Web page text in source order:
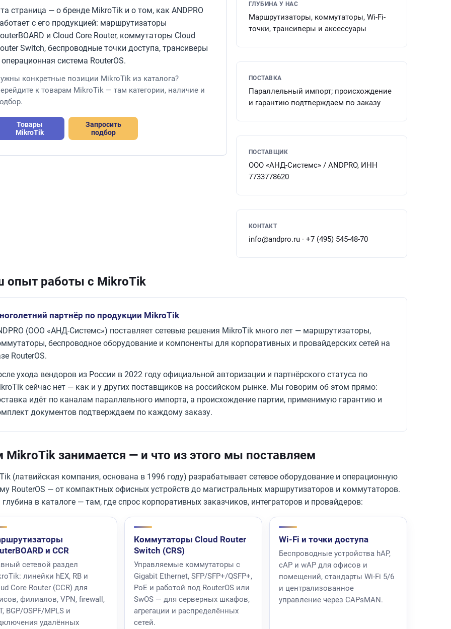
страница — о бренде MikroTik и о том, как ANDPRO
с его продукцией: маршрутизаторы
и Cloud Core Router, коммутаторы Cloud
Switch, беспроводные точки доступа, трансиверы
операционная система RouterOS.
конкретные позиции MikroTik из каталога?
к товарам MikroTik — там категории, наличие и
Товары
MikroTik
Запросить
подбор
ГЛУБИНА У НАС
Маршрутизаторы, коммутаторы, Wi-Fi-
точки, трансиверы и аксессуары
ПОСТАВКА
Параллельный импорт; происхождение
и гарантию подтверждаем по заказу
ПОСТАВЩИК
ООО «АНД-Системс» / ANDPRO, ИНН
7733778620
КОНТАКТ
info@andpro.ru · +7 (495) 545-48-70
опыт работы с MikroTik
партнёр по продукции MikroTik
(ООО «АНД-Системс») поставляет сетевые решения MikroTik много лет — маршрутизаторы,
беспроводное оборудование и компоненты для корпоративных и провайдерских сетей на
RouterOS.
ухода вендоров из России в 2022 году официальной авторизации и партнёрского статуса по
сейчас нет — как и у других поставщиков на российском рынке. Мы говорим об этом прямо:
идёт по каналам параллельного импорта, а происхождение партии, применимую гарантию и
документов подтверждаем по каждому заказу.
MikroTik занимается — и что из этого мы поставляем
(латвийская компания, основана в 1996 году) разрабатывает сетевое оборудование и операционную
RouterOS — от компактных офисных устройств до магистральных маршрутизаторов и коммутаторов.
в каталоге — там, где спрос корпоративных заказчиков, интеграторов и провайдеров:
и CCR
сетевой раздел
линейки hEX, RB и
Core Router (CCR) для
филиалов, VPN, firewall,
BGP/OSPF/MPLS и
удалённых
Коммутаторы Cloud Router
Switch (CRS)
Управляемые коммутаторы с
Gigabit Ethernet, SFP/SFP+/QSFP+,
PoE и работой под RouterOS или
SwOS — для серверных шкафов,
агрегации и распределённых
сетей.
Wi-Fi и точки доступа
Беспроводные устройства hAP,
cAP и wAP для офисов и
помещений, стандарты Wi-Fi 5/6
и централизованное
управление через CAPsMAN.